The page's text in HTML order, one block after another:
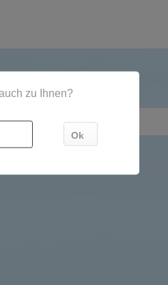
geliefert